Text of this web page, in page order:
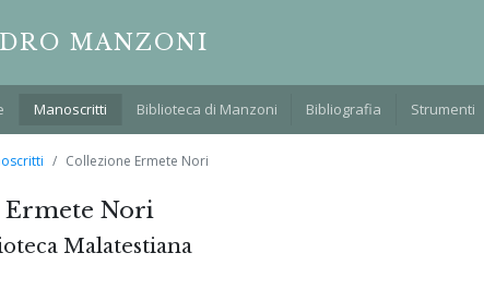
MANZONI
Manoscritti Biblioteca di Manzoni Bibliografia Strumenti
Collezione Ermete Nori
Nori
Malatestiana